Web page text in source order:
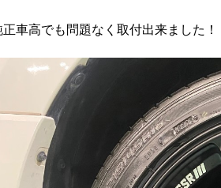
正車高でも問題なく取付出来ました！